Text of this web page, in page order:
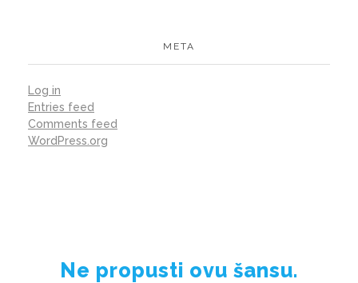
META
Log in
Entries feed
Comments feed
WordPress.org
Ne propusti ovu šansu.